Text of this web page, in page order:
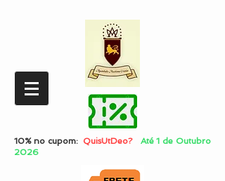
10% no cupom: QuisUtDeo? Até 1 de Outubro
2026